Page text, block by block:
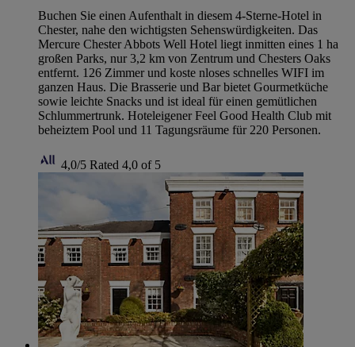
Buchen Sie einen Aufenthalt in diesem 4-Sterne-Hotel in
Chester, nahe den wichtigsten Sehenswürdigkeiten. Das
Mercure Chester Abbots Well Hotel liegt inmitten eines 1 ha
großen Parks, nur 3,2 km von Zentrum und Chesters Oaks
entfernt. 126 Zimmer und koste nloses schnelles WIFI im
ganzen Haus. Die Brasserie und Bar bietet Gourmetküche
sowie leichte Snacks und ist ideal für einen gemütlichen
Schlummertrunk. Hoteleigener Feel Good Health Club mit
beheiztem Pool und 11 Tagungsräume für 220 Personen.
4,0/5 Rated 4,0 of 5